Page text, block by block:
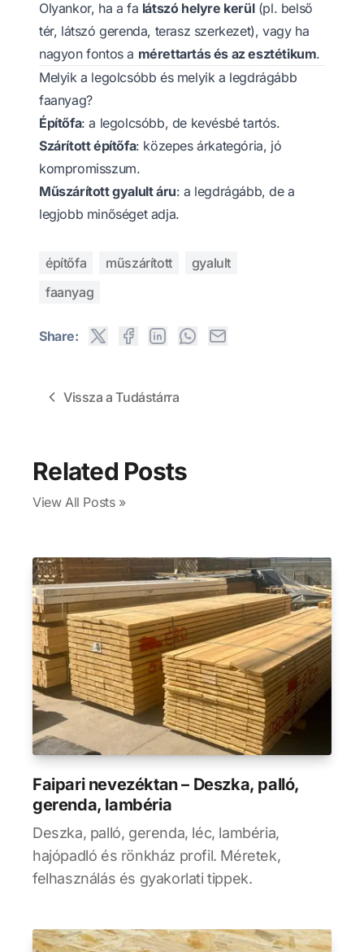
Olyankor, ha a fa látszó helyre kerül(pl. belső
tér, látszó gerenda, terasz szerkezet), vagy ha
nagyon fontos a mérettartás és az esztétikum.
Melyik a legolcsóbb és melyik a legdrágább
faanyag?
Építőfa: a legolcsóbb, de kevésbé tartós.
Szárított építőfa: közepes árkategória, jó
kompromisszum.
Műszárított gyalult áru: a legdrágább, de a
legjobb minőséget adja.
építőfa műszárított
gyalult
faanyag
Share:
Vissza a Tudástárra
Related Posts
View All Posts »
Faipari nevezéktan – Deszka, palló,
gerenda, lambéria
Deszka, palló, gerenda, léc, lambéria,
hajópadló és rönkház profil. Méretek,
felhasználás és gyakorlati tippek.